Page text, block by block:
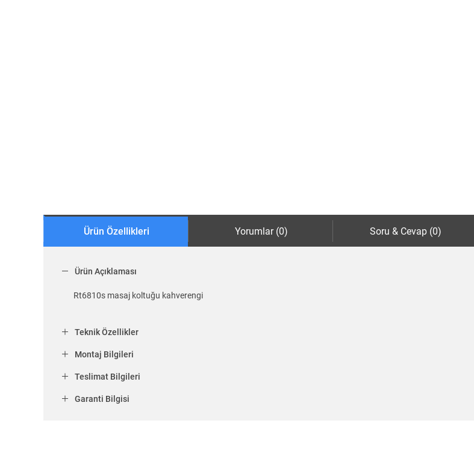
Ürün Özellikleri Yorumlar (0) Soru & Cevap (0)
Ürün Açıklaması
Rt6810s masaj koltuğu kahverengi
Teknik Özellikler
Montaj Bilgileri
Teslimat Bilgileri
Garanti Bilgisi